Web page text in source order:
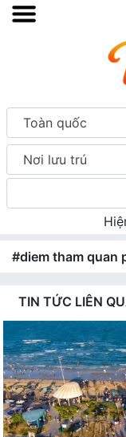
Toàn quốc
Nơi lưu trú
#diem tham quan
TIN TỨC LIÊN